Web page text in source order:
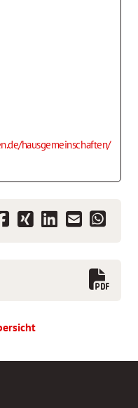
hausgemeinschaften/